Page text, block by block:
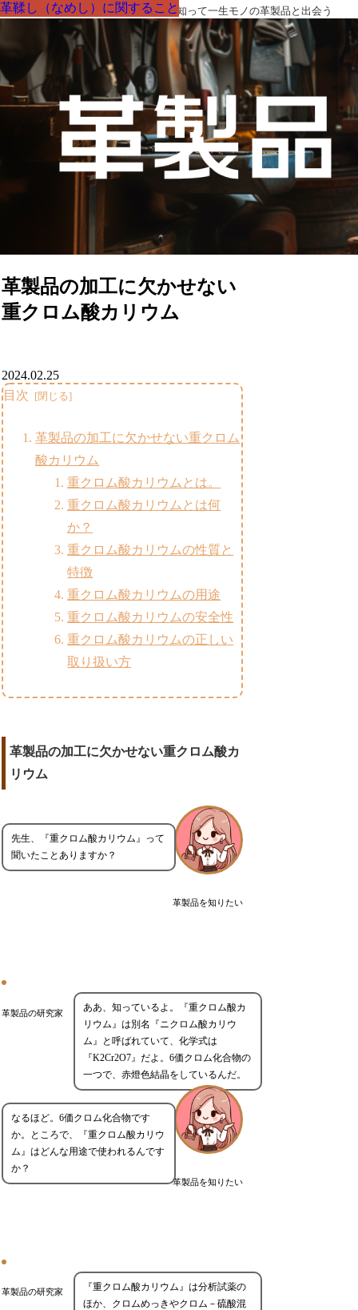
革製品の部品の呼び名・素材・技術を知って一生モノの革製品と出会う
革製品の加工に欠かせない
重クロム酸カリウム
革鞣し（なめし）に関すること
2024.02.25
目次
革製品の加工に欠かせない重クロム
酸カリウム
重クロム酸カリウムとは。
重クロム酸カリウムとは何
か？
重クロム酸カリウムの性質と
特徴
重クロム酸カリウムの用途
重クロム酸カリウムの安全性
重クロム酸カリウムの正しい
取り扱い方
革製品の加工に欠かせない重クロム酸カ
リウム
革製品を知りたい
先生、『重クロム酸カリウム』って
聞いたことありますか？
革製品の研究家
ああ、知っているよ。『重クロム酸カ
リウム』は別名『ニクロム酸カリウ
ム』と呼ばれていて、化学式は
『K2Cr2O7』だよ。6価クロム化合物の
一つで、赤燈色結晶をしているんだ。
革製品を知りたい
なるほど。6価クロム化合物です
か。ところで、『重クロム酸カリウ
ム』はどんな用途で使われるんです
か？
革製品の研究家
『重クロム酸カリウム』は分析試薬の
ほか、クロムめっきやクロム－硫酸混
革鞣し（なめし）に関すること
革鞣し（なめし）に関すること
革鞣し（なめし）に関すること
革鞣し（なめし）に関すること
革鞣し（なめし）に関すること
革鞣し（なめし）に関すること